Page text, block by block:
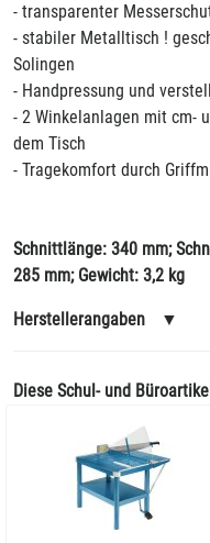
- transparenter
- stabiler Metalltisch !
Solingen
- Handpressung und
- 2 Winkelanlagen mit cm-
dem Tisch
- Tragekomfort durch
Schnittlänge: 340 mm;
285 mm; Gewicht: 3,2 kg
Herstellerangaben ▼
Diese Schul- und